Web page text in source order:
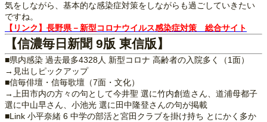
気をしながら、基本的な感染症対策をしながらも過ごしていきたい
ですね。
【リンク】長野県－新型コロナウイルス感染症対策 総合サイト
【信濃毎日新聞 9版 東信版】
■県内感染 過去最多4328人 新型コロナ 高齢者の入院多く（1面）
→見出しピックアップ
■信毎俳壇・信毎歌壇（7面・文化）
→上田市内の方々の句として今井聖 選に竹内創造さん、道浦母都子
選に中山早さん、小池光 選に田中隆登さんの句が掲載
■Link 小平奈緒 6 中学の部活と宮田クラブを掛け持ち とにかく多か